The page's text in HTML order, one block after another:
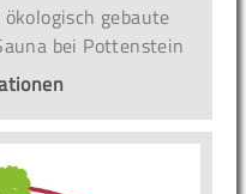
gebaute
bei Pottenstein